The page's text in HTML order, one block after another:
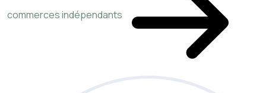
commerces indépendants